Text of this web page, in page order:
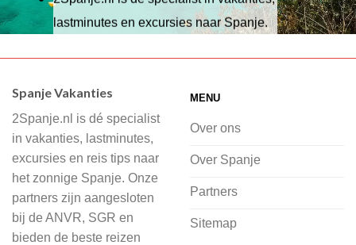
lastminutes en excursies naar Spanje.
Wij hebben een breed scala aan
of je nu wilt relaxen op het strand,
cultuur wilt ontdekken of avontuur zoekt
in de natuur.
Bij 2Spanje.nl begint de voorpret al
voordat je het vliegtuig instapt, door
inspiratie op te doen over dit zonnige
Spanje Vakanties
2Spanje.nl is dé specialist
in vakanties, lastminutes,
excursies en reis tips naar
het zonnige Spanje. Onze
partners zijn aangesloten
bij de ANVR, SGR en
bieden de beste reizen
MENU
Over ons
Over Spanje
Partners
Sitemap